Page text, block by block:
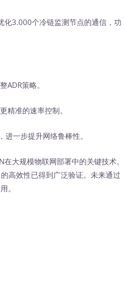
化3.000个冷链监测节点的通信，功
ADR策略。
精准的速率控制。
一步提升网络鲁棒性。
大规模物联网部署中的关键技术。
高效性已得到广泛验证。未来通过
。